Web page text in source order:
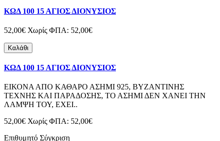
ΚΩΔ 100 15 ΑΓΙΟΣ ΔΙΟΝΥΣΙΟΣ
52,00€ Χωρίς ΦΠΑ: 52,00€
Καλάθι
ΚΩΔ 100 15 ΑΓΙΟΣ ΔΙΟΝΥΣΙΟΣ
ΕΙΚΟΝΑ ΑΠΟ ΚΑΘΑΡΟ ΑΣΗΜΙ 925, ΒΥΖΑΝΤΙΝΗΣ
ΤΕΧΝΗΣ ΚΑΙ ΠΑΡΑΔΟΣΗΣ, ΤΟ ΑΣΗΜΙ ΔΕΝ ΧΑΝΕΙ ΤΗΝ
ΛΑΜΨΗ ΤΟΥ, ΕΧΕΙ..
52,00€ Χωρίς ΦΠΑ: 52,00€
Επιθυμητό Σύγκριση